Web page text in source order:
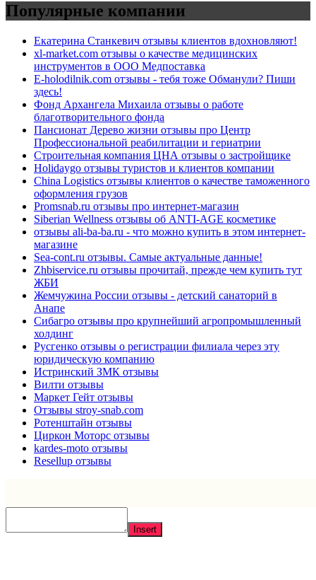
Популярные компании
Екатерина Станкевич отзывы клиентов вдохновляют!
xl-market.com отзывы о качестве медицинских
инструментов в ООО Медпоставка
E-holodilnik.com отзывы - тебя тоже Обманули? Пиши
здесь!
Фонд Архангела Михаила отзывы о работе
благотворительного фонда
Пансионат Дерево жизни отзывы про Центр
Профессиональной реабилитации и гериатрии
Строительная компания ЦНА отзывы о застройщике
Holidaygo отзывы туристов и клиентов компании
China Logistics отзывы клиентов о качестве таможенного
оформления грузов
Promsnab.ru отзывы про интернет-магазин
Siberian Wellness отзывы об ANTI-AGE косметике
отзывы ali-ba-ba.ru - что можно купить в этом интернет-
магазине
Sea-cont.ru отзывы. Самые актуальные данные!
Zhbiservice.ru отзывы прочитай, прежде чем купить тут
ЖБИ
Жемчужина России отзывы - детский санаторий в
Анапе
Сибагро отзывы про крупнейший агропромышленный
холдинг
Русгенко отзывы о регистрации филиала через эту
юридическую компанию
Истринский ЗМК отзывы
Вилти отзывы
Маркет Гейт отзывы
Отзывы stroy-snab.com
Ротенштайн отзывы
Циркон Моторс отзывы
kardes-moto отзывы
Resellup отзывы
Insert